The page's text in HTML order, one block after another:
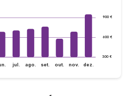
300 €
600 €
900 €
jul. ago. set. out. nov. dez.